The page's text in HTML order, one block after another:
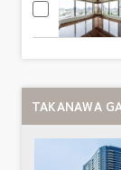
TAKANAWA